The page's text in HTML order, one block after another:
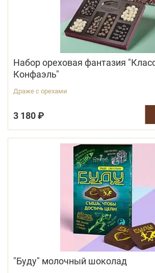
Набор ореховая фантазия
Конфаэль"
Драже с орехами
3 180 ₽
"Буду" молочный шоколад